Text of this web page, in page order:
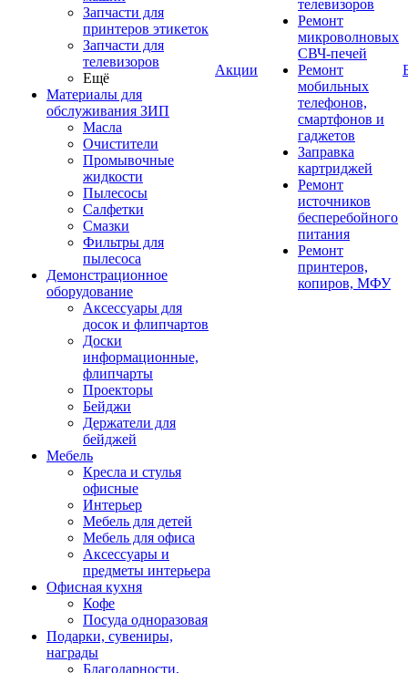
Запчасти для
принтеров этикеток
Запчасти для
телевизоров
Ещё
Материалы для
обслуживания ЗИП
Масла
Очистители
Промывочные
жидкости
Пылесосы
Салфетки
Смазки
Фильтры для
пылесоса
Демонстрационное
оборудование
Аксессуары для
досок и флипчартов
Доски
информационные,
флипчарты
Проекторы
Бейджи
Держатели для
бейджей
Мебель
Кресла и стулья
офисные
Интерьер
Мебель для детей
Мебель для офиса
Аксессуары и
предметы интерьера
Офисная кухня
Кофе
Посуда одноразовая
Подарки, сувениры,
награды
Благодарности,
Акции
телевизоров
Ремонт
микроволновых
СВЧ-печей
Ремонт
мобильных
телефонов,
смартфонов и
гаджетов
Заправка
картриджей
Ремонт
источников
бесперебойного
питания
Ремонт
принтеров,
копиров, МФУ